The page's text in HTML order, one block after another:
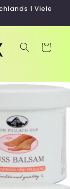
| Viele
Warenkorb